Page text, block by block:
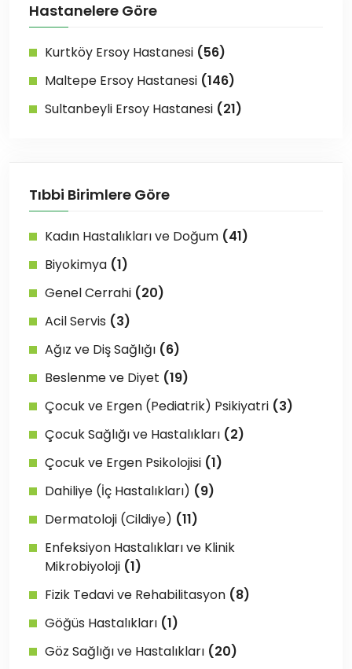
Hastanelere Göre
Kurtköy Ersoy Hastanesi (56)
Maltepe Ersoy Hastanesi (146)
Sultanbeyli Ersoy Hastanesi (21)
Tıbbi Birimlere Göre
Kadın Hastalıkları ve Doğum (41)
Biyokimya (1)
Genel Cerrahi (20)
Acil Servis (3)
Ağız ve Diş Sağlığı (6)
Beslenme ve Diyet (19)
Çocuk ve Ergen (Pediatrik) Psikiyatri (3)
Çocuk Sağlığı ve Hastalıkları (2)
Çocuk ve Ergen Psikolojisi (1)
Dahiliye (İç Hastalıkları) (9)
Dermatoloji (Cildiye) (11)
Enfeksiyon Hastalıkları ve Klinik
Mikrobiyoloji (1)
Fizik Tedavi ve Rehabilitasyon (8)
Göğüs Hastalıkları (1)
Göz Sağlığı ve Hastalıkları (20)